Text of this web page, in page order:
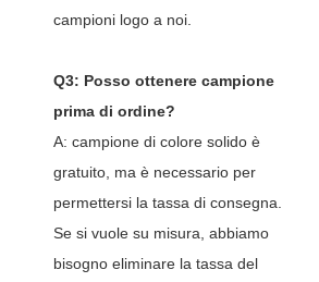
campioni logo a noi.
Q3: Posso ottenere campione
prima di ordine?
A: campione di colore solido è
gratuito, ma è necessario per
permettersi la tassa di consegna.
Se si vuole su misura, abbiamo
bisogno eliminare la tassa del